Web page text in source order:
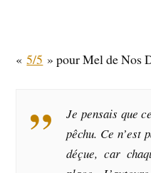
«5/5 » pour Mel de Nos
Je pensais que
pêchu. Ce n’est
déçue, car